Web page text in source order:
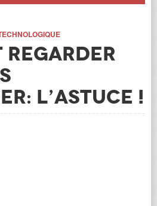
regarder
l’astuce !